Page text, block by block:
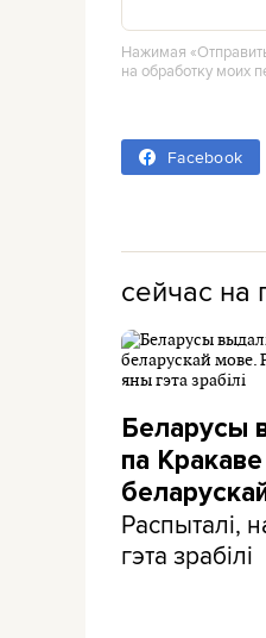
Нажимая
на обработку моих
Facebook
сейчас на
Беларусы
па
Распыталі,
гэта зрабілі